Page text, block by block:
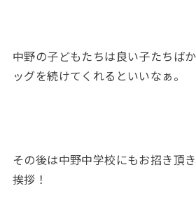
中野の子どもたちは良い子たちば
ッグを続けてくれるといいなぁ。
その後は中野中学校にもお招き頂
挨拶！